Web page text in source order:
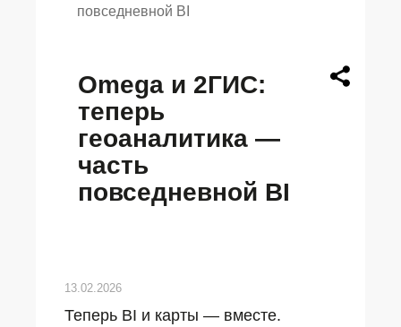
повседневной BI
Omega и 2ГИС:
теперь
геоаналитика —
часть
повседневной BI
13.02.2026
Теперь BI и карты — вместе.